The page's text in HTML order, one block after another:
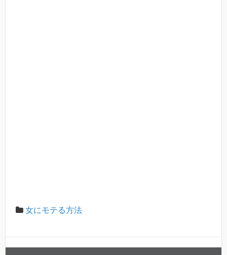
女にモテる方法